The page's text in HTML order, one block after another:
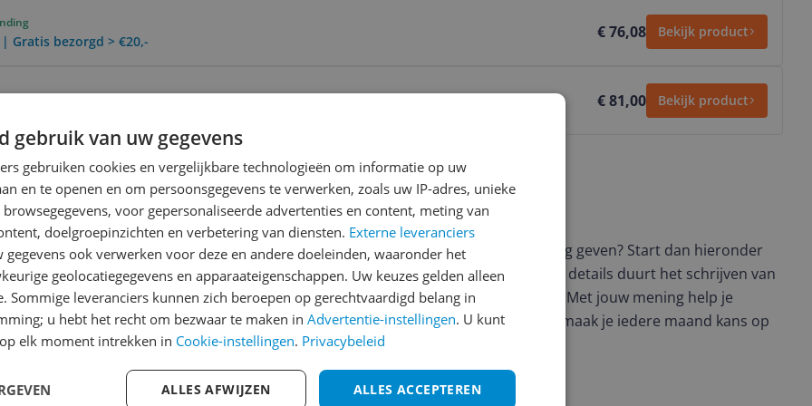
Gratis bezorgd > €20,- € 76,08 Bekijk product
Bedenktijd € 81,00 Bekijk product
Reviews
Er zijn nog geen reviews geschreven
Heb jij dit product in bezit en wil je graag je mening geven? Start dan hieronder
met het schrijven van je review. Afhankelijk van de details duurt het schrijven van
een review gemiddeld tussen de 3 en 10 minuten. Met jouw mening help je
andere bezoekers een betere keuze te maken én maak je iedere maand kans op
€250,-!Klik hier voor de actievoorwaarden.
Cijfer
gebruik van uw gegevens
gebruiken cookies en vergelijkbare technologieën om informatie op uw
en te openen en om persoonsgegevens te verwerken, zoals uw IP-adres, unieke
voor gepersonaliseerde advertenties en content, meting van
doelgroepinzichten en verbetering van diensten. Externe leveranciers
gegevens ook verwerken voor deze en andere doeleinden, waaronder het
geolocatiegegevens en apparaateigenschappen. Uw keuzes gelden alleen
Sommige leveranciers kunnen zich beroepen op gerechtvaardigd belang in
u hebt het recht om bezwaar te maken in Advertentie-instellingen. U kunt
elk moment intrekken in Cookie-instellingen. Privacybeleid
ALLES ACCEPTEREN
ALLES AFWIJZEN